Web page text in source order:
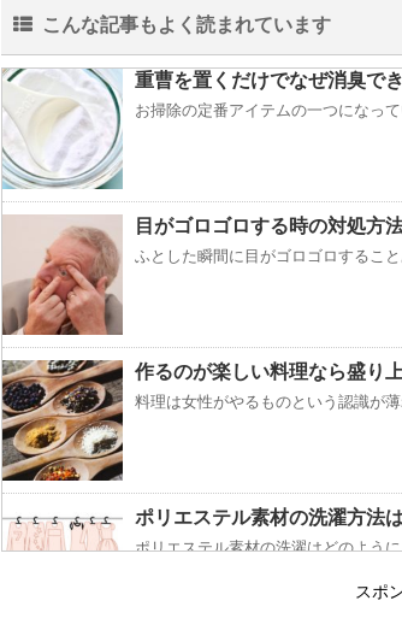
こんな記事もよく読まれています
重曹を置くだけでなぜ消臭で
お掃除の定番アイテムの一つになっ
目がゴロゴロする時の対処方法
ふとした瞬間に目がゴロゴロするこ
作るのが楽しい料理なら盛り
料理は女性がやるものという認識が
ポリエステル素材の洗濯方法
ポリエステル素材の洗濯はどのよう
スポ